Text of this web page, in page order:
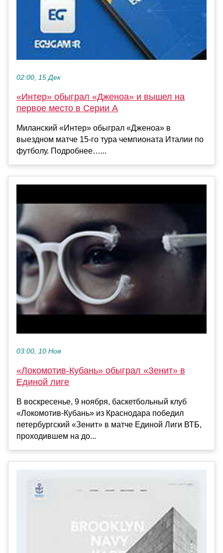
02:00, 15 Дек
«Интер» обыграл «Дженоа» и вышел на
первое место в Серии А
Миланский «Интер» обыграл «Дженоа» в
выездном матче 15‑го тура чемпионата Италии по
футболу. Подробнее…...
03:00, 10 Ноя
«Локомотив-Кубань» обыграл «Зенит» в
Единой лиге
В воскресенье, 9 ноября, баскетбольный клуб
«Локомотив-Кубань» из Краснодара победил
петербургский «Зенит» в матче Единой Лиги ВТБ,
проходившем на до...